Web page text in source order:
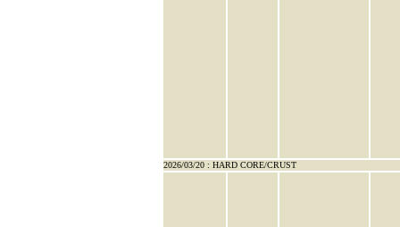
2026/03/20 : HARD CORE/CRUST